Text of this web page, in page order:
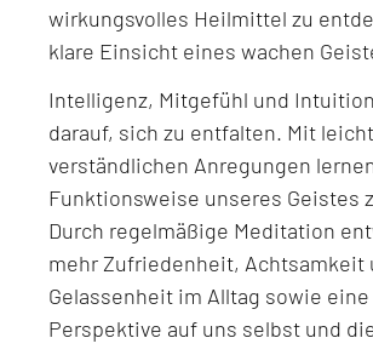
wirkungsvolles Heilmittel zu
klare Einsicht eines wachen
Intelligenz, Mitgefühl und
darauf, sich zu entfalten. Mit leicht
verständlichen Anregungen
Funktionsweise unseres Geistes
Durch regelmäßige Meditation
mehr Zufriedenheit, Achtsamkeit
Gelassenheit im Alltag sowie
Perspektive auf uns selbst und